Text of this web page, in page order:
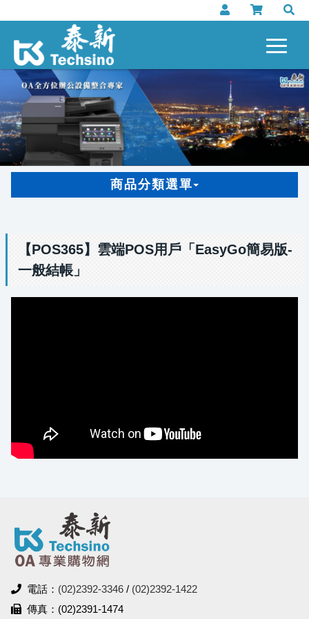
商品分類選單
【POS365】雲端POS用戶「EasyGo簡易版-
一般結帳」
電話： (02)2392-3346 / (02)2392-1422
傳真：(02)2391-1474